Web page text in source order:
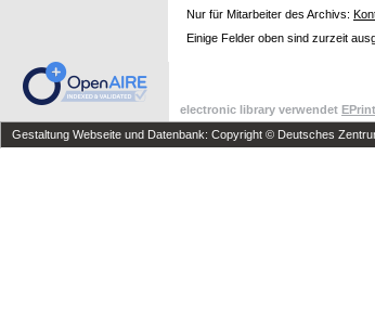
Nur für Mitarbeiter des Archivs:
Einige Felder oben sind zurzeit
electronic library verwendet
Gestaltung Webseite und Datenbank: Copyright © Deutsches